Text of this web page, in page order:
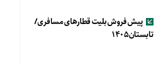
پیش فروش بلیت قطارهای مسافری/
تابستان۱۴۰۵